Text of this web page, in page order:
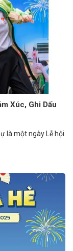
Xúc, Ghi Dấu
là một ngày Lễ hội